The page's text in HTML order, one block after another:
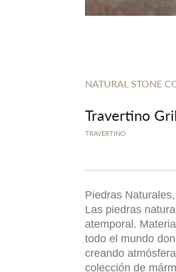
NATURAL STONE
Travertino
TRAVERTINO
Piedras
Las piedras
atemporal.
todo el mundo
creando
colección de